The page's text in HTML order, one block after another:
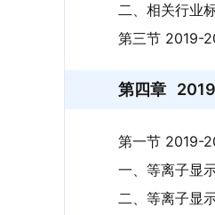
二、相关行业
第三节 2019-
第四章
第一节 2019-
一、等离子显
二、等离子显